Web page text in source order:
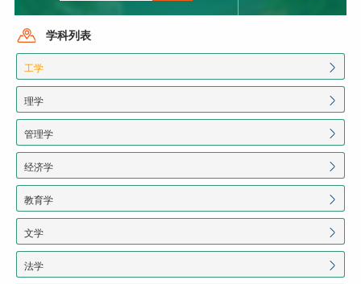
学科列表
工学
理学
管理学
经济学
教育学
文学
法学